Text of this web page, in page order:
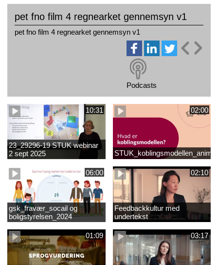
pet fno film 4 regnearket gennemsyn v1
pet fno film 4 regnearket gennemsyn v1
Podcasts
10:31
23_29296-19 STUK webinar
2 sept 2025
1889337_1_1.MP4
02:00
06:00
gsk_fravær_socail og
boligstyrelsen_2024
02:10
Feedbackkultur med
undertekst
01:09 03:17